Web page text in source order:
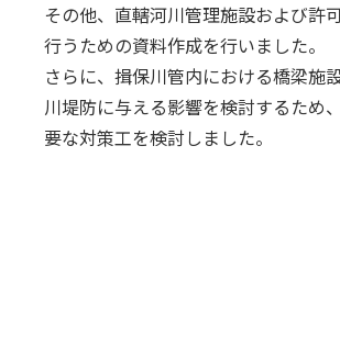
その他、直轄河川管理施設および許
行うための資料作成を行いました。
さらに、揖保川管内における橋梁施
川堤防に与える影響を検討するため
要な対策工を検討しました。